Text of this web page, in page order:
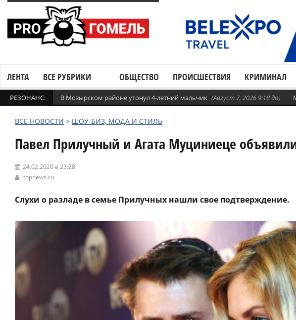
ЛЕНТА ВСЕ РУБРИКИ ОБЩЕСТВО ПРОИСШЕСТВИЯ КРИМИНАЛ
РЕЗОНАНС: В Мозырском районе утонул 4-летний мальчик (Август 7, 2026 9:18 дп)
ВСЕ НОВОСТИ > ШОУ-БИЗ, МОДА И СТИЛЬ
Павел Прилучный и Агата Муциниеце
24.02.2020 в 23:28
topnews.ru
Слухи о разладе в семье Прилучных нашли свое подтверждение.